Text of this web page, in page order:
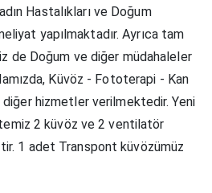
Hastalıkları ve Doğum
yapılmaktadır. Ayrıca tam
de Doğum ve diğer müdahaleler
Küvöz - Fototerapi - Kan
hizmetler verilmektedir. Yeni
2 küvöz ve 2 ventilatör
1 adet Transpont küvözümüz